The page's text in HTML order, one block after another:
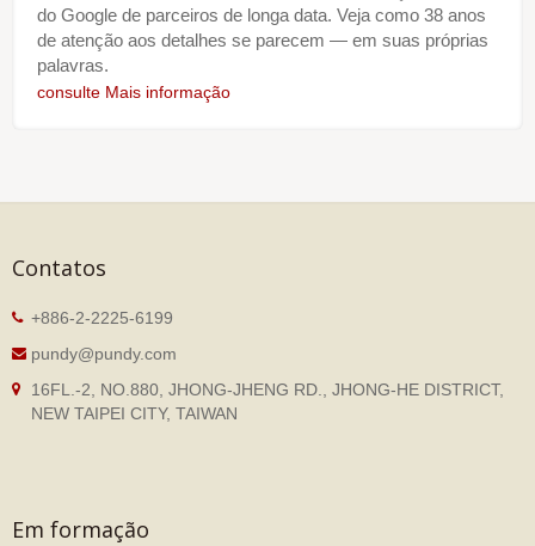
do Google de parceiros de longa data. Veja como 38 anos
de atenção aos detalhes se parecem — em suas próprias
palavras.
consulte Mais informação
Contatos
+886-2-2225-6199
pundy@pundy.com
16FL.-2, NO.880, JHONG-JHENG RD., JHONG-HE DISTRICT,
NEW TAIPEI CITY, TAIWAN
Em formação